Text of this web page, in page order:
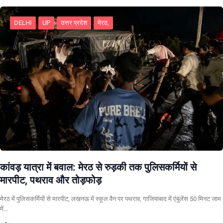
DELHI UP उत्तर प्रदेश मेरठ,
कांवड़ यात्रा में बवाल: मेरठ से रुड़की तक पुलिसकर्मियों से
मारपीट, पथराव और तोड़फोड़
मेरठ में पुलिसकर्मियों से मारपीट, लखनऊ में स्कूल वैन पर पथराव, गाजियाबाद में एंबुलेंस 50 मिनट जाम
में…